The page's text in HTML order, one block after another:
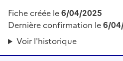
Fiche créée le6/04/2025
Dernière confirmation le6/
Voir l'historique